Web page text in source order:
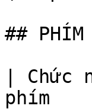
## PHÍM
|
phím